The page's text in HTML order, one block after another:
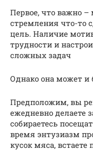
Первое, что важно –
стремления что-то
цель. Наличие
трудности и
сложных задач
Однако она может и
Предположим, вы
ежедневно делаете
собираетесь
время энтузиазм
кусок мяса, встаете